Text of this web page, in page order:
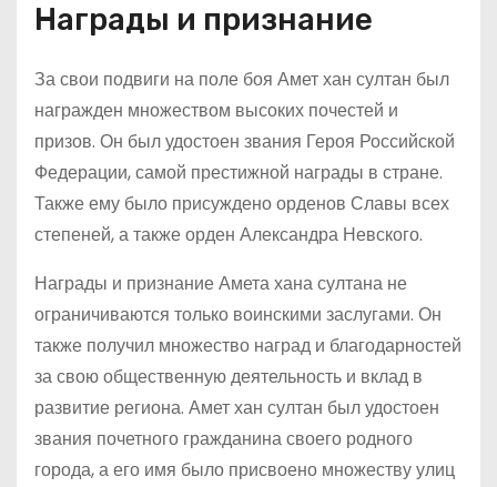
Награды и признание
За свои подвиги на поле боя Амет хан султан был
награжден множеством высоких почестей и
призов. Он был удостоен звания Героя Российской
Федерации, самой престижной награды в стране.
Также ему было присуждено орденов Славы всех
степеней, а также орден Александра Невского.
Награды и признание Амета хана султана не
ограничиваются только воинскими заслугами. Он
также получил множество наград и благодарностей
за свою общественную деятельность и вклад в
развитие региона. Амет хан султан был удостоен
звания почетного гражданина своего родного
города, а его имя было присвоено множеству улиц